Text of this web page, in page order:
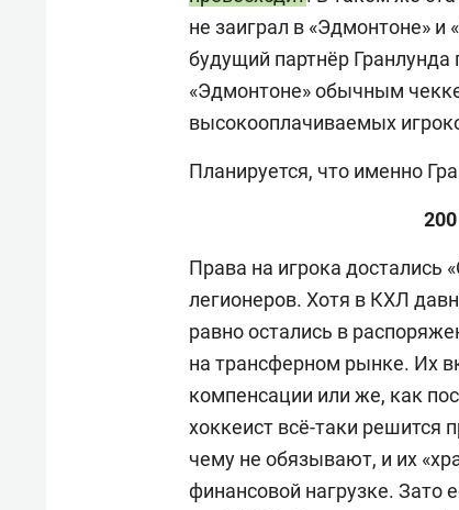
не заиграл в «Эдмонтоне» и
будущий партнёр Гранлунда
«Эдмонтоне» обычным
высокооплачиваемых
Планируется, что именно
Права на игрока достались
легионеров. Хотя в КХЛ
равно остались в
на трансферном рынке. Их
компенсации или же, как
хоккеист всё-таки решится
чему не обязывают, и их
финансовой нагрузке. Зато